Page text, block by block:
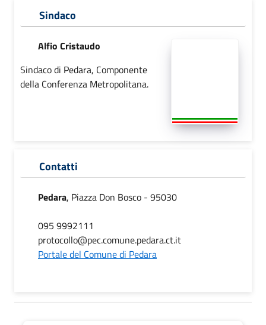
Sindaco
Alfio Cristaudo
Sindaco di Pedara, Componente
della Conferenza Metropolitana.
Contatti
Pedara, Piazza Don Bosco - 95030
095 9992111
protocollo@pec.comune.pedara.ct.it
Portale del Comune di Pedara